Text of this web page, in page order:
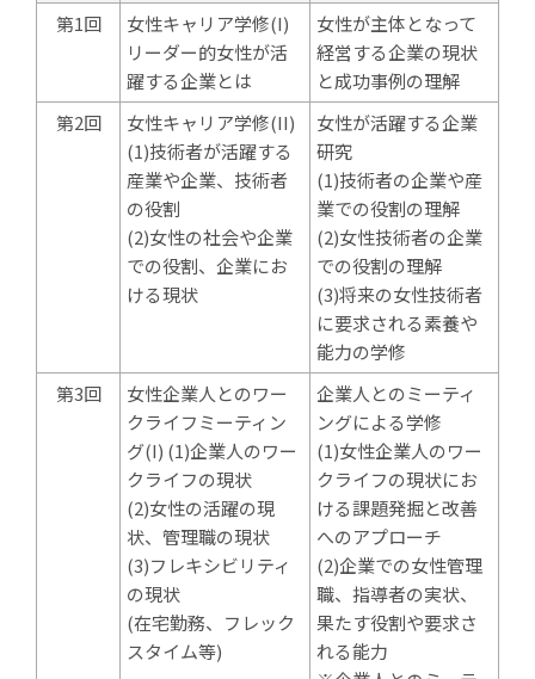
第1回
女性キャリア学修(I)
リーダー的女性が活
躍する企業とは
女性が主体となって
経営する企業の現状
と成功事例の理解
第2回
女性キャリア学修(II)
(1)技術者が活躍する
産業や企業、技術者
の役割
(2)女性の社会や企業
での役割、企業にお
ける現状
女性が活躍する企業
研究
(1)技術者の企業や産
業での役割の理解
(2)女性技術者の企業
での役割の理解
(3)将来の女性技術者
に要求される素養や
能力の学修
第3回
女性企業人とのワー
クライフミーティン
グ(I) (1)企業人のワー
クライフの現状
(2)女性の活躍の現
状、管理職の現状
(3)フレキシビリティ
の現状
(在宅勤務、フレック
スタイム等)
企業人とのミーティ
ングによる学修
(1)女性企業人のワー
クライフの現状にお
ける課題発掘と改善
へのアプローチ
(2)企業での女性管理
職、指導者の実状、
果たす役割や要求さ
れる能力